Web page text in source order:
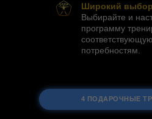
4 ПОДАРОЧНЫЕ
Широкий
Выбирайте и
программу
потребностям.